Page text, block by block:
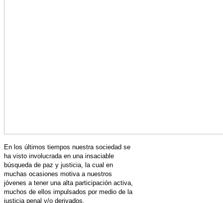
En los últimos tiempos nuestra sociedad se
ha visto involucrada en una insaciable
búsqueda de paz y justicia, la cual en
muchas ocasiones motiva a nuestros
jóvenes a tener una alta participación activa,
muchos de ellos impulsados por medio de la
justicia penal y/o derivados.